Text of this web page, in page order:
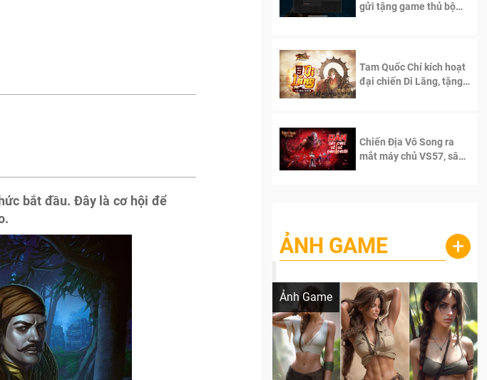
bắt đầu. Đây là cơ hội để
gửi tặng game thủ bộ
Tam Quốc Chí kích hoạt
đại chiến Di Lăng, tặng
Chiến Địa Vô Song ra
mắt máy chủ VS57, sân
ẢNH GAME +
Ảnh Game
Lala Croft vừa nóng vừa xinh dưới nét vẽ